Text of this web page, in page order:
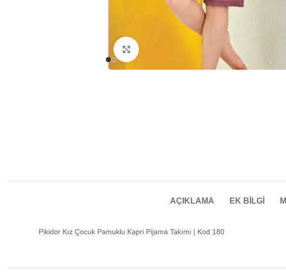
AÇIKLAMA EK BILGI
Pikidor Kız Çocuk Pamuklu Kapri Pijama Takımı | Kod 180